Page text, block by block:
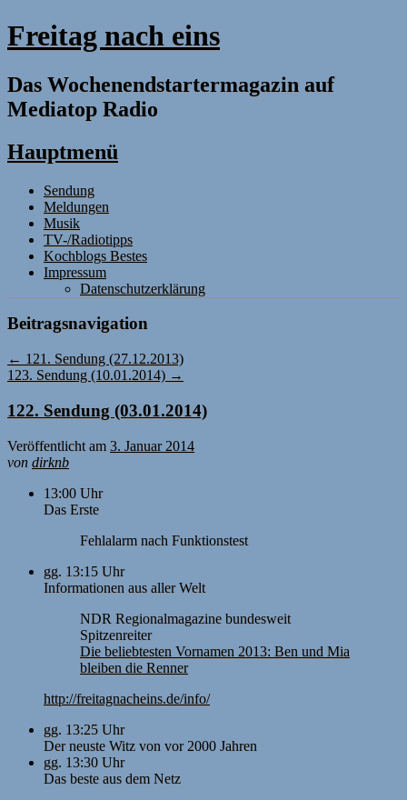
Freitag nach eins
Das Wochenendstartermagazin auf
Mediatop Radio
Hauptmenü
Zum
Inhalt
springen
Sendung
Meldungen
Musik
TV-/Radiotipps
Kochblogs Bestes
Impressum
Datenschutzerklärung
Beitragsnavigation
← 121. Sendung (27.12.2013)
123. Sendung (10.01.2014) →
122. Sendung (03.01.2014)
Veröffentlicht am 3. Januar 2014
von dirknb
13:00 Uhr
Das Erste
Fehlalarm nach Funktionstest
gg. 13:15 Uhr
Informationen aus aller Welt
NDR Regionalmagazine bundesweit
Spitzenreiter
Die beliebtesten Vornamen 2013: Ben und Mia
bleiben die Renner
http://freitagnacheins.de/info/
gg. 13:25 Uhr
Der neuste Witz von vor 2000 Jahren
gg. 13:30 Uhr
Das beste aus dem Netz